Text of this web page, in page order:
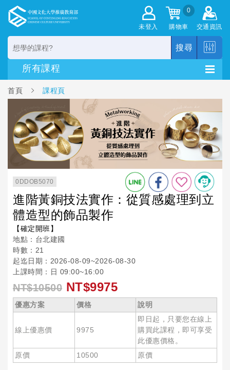
未登入
0
購物車 交通資訊
搜尋
首頁 課程頁
0DDOB5070
進階黃銅技法實作：從質感處理到立
體造型的飾品製作
【確定開班】
地點：台北建國
時數：21
起迄日期：2026-08-09~2026-08-30
上課時間：日 09:00~16:00
NT$10500 NT$9975
優惠方案 價格 說明
線上優惠價 9975
即日起，只要您在線上
購買此課程，即可享受
此優惠價格。
原價
10500 原價